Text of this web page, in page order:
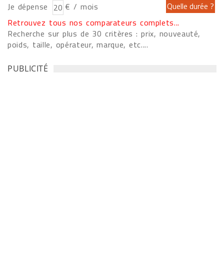
Je dépense
€ / mois
Retrouvez tous nos comparateurs complets...
Recherche sur plus de 30 critères : prix, nouveauté,
poids, taille, opérateur, marque, etc....
PUBLICITÉ